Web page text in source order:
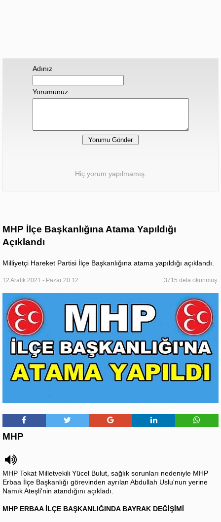
Adınız
Yorumunuz
Hiç yorum yapılmamış.
MHP İlçe Başkanlığına Atama Yapıldığı
Açıklandı
Milliyetçi Hareket Partisi İlçe Başkanlığına atama yapıldığı açıklandı.
12 Aralık 2021 - Pazar 20:12 3715 defa okunmuş.
MHP
MHP Tokat Milletvekili Yücel Bulut, sağlık sorunları nedeniyle MHP
Erbaa İlçe Başkanlığı görevinden ayrılan Abdullah Uslu'nun yerine
Namık Ateşli'nin atandığını açıkladı.
MHP ERBAA İLÇE BAŞKANLIĞINDA BAYRAK DEĞİŞİMİ